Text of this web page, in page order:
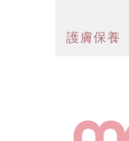
護膚保養